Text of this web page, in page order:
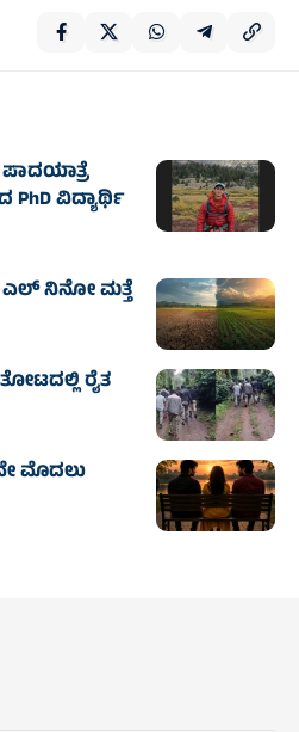
ವಿದ್ಯಾರ್ಥಿ
ಎಲ್‌ ನಿನೋ ಮತ್ತೆ
ರೈತ
ಮೊದಲು